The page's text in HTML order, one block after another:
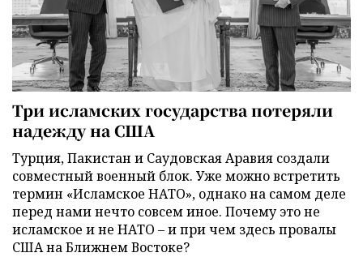
Три исламских государства потеряли
надежду на США
Турция, Пакистан и Саудовская Аравия создали
совместный военный блок. Уже можно встретить
термин «Исламское НАТО», однако на самом деле
перед нами нечто совсем иное. Почему это не
исламское и не НАТО – и при чем здесь провалы
США на Ближнем Востоке?